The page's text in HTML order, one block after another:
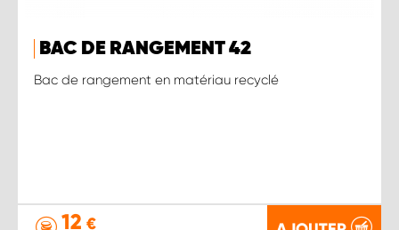
BAC DE RANGEMENT 42
Bac de rangement en matériau recyclé
12 €